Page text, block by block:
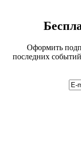
Оформить
последних